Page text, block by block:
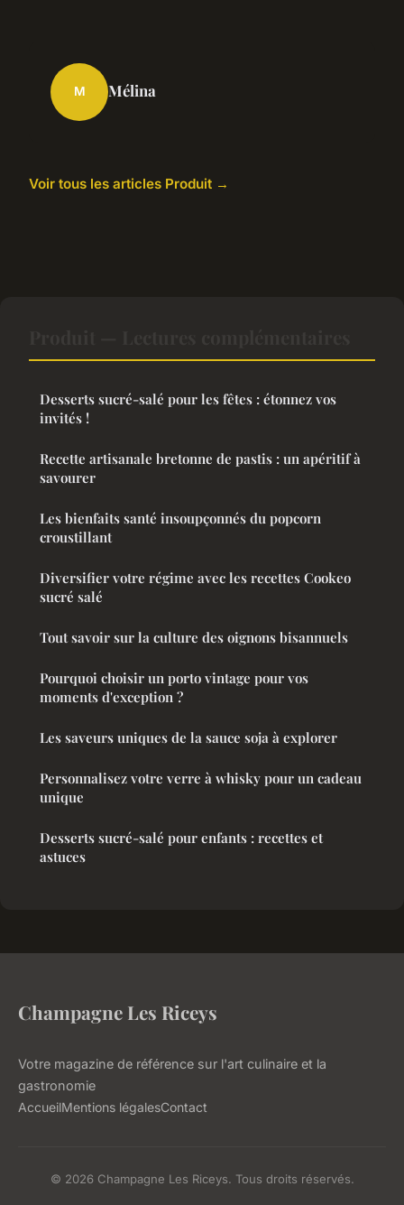
M Mélina
Voir tous les articles Produit →
Desserts sucré-salé pour les fêtes : étonnez vos
invités !
Recette artisanale bretonne de pastis : un apéritif à
savourer
Les bienfaits santé insoupçonnés du popcorn
croustillant
Diversifier votre régime avec les recettes Cookeo
sucré salé
Tout savoir sur la culture des oignons bisannuels
Pourquoi choisir un porto vintage pour vos
moments d'exception ?
Les saveurs uniques de la sauce soja à explorer
Personnalisez votre verre à whisky pour un cadeau
unique
Desserts sucré-salé pour enfants : recettes et
astuces
Champagne Les Riceys
Votre magazine de référence sur l'art culinaire et la
gastronomie
AccueilMentions légalesContact
© 2026 Champagne Les Riceys. Tous droits réservés.